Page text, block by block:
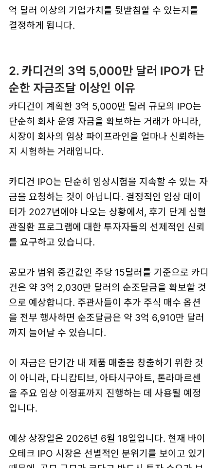
억 달러 이상의 기업가치를 뒷받침할 수 있는지를
결정하게 됩니다.
2. 카디건의 3억 5,000만 달러 IPO가 단
순한 자금조달 이상인 이유
카디건이 계획한 3억 5,000만 달러 규모의 IPO는
단순히 회사 운영 자금을 확보하는 거래가 아니라,
시장이 회사의 임상 파이프라인을 얼마나 신뢰하는
지 시험하는 거래입니다.
카디건 IPO는 단순히 임상시험을 지속할 수 있는 자
금을 요청하는 것이 아닙니다. 결정적인 임상 데이
터가 2027년에야 나오는 상황에서, 후기 단계 심혈
관질환 프로그램에 대한 투자자들의 선제적인 신뢰
를 요구하고 있습니다.
공모가 범위 중간값인 주당 15달러를 기준으로 카디
건은 약 3억 2,030만 달러의 순조달금을 확보할 것
으로 예상합니다. 주관사들이 추가 주식 매수 옵션
을 전부 행사하면 순조달금은 약 3억 6,910만 달러
까지 늘어날 수 있습니다.
이 자금은 단기간 내 제품 매출을 창출하기 위한 것
이 아니라, 다니캄티브, 아타시구아트, 톤라마르센
을 주요 임상 이정표까지 진행하는 데 사용될 예정
입니다.
예상 상장일은 2026년 6월 18일입니다. 현재 바이
오테크 IPO 시장은 선별적인 분위기를 보이고 있기